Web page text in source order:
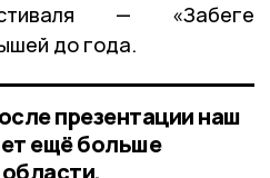
— «Забеге
до года.
презентации наш
ещё больше